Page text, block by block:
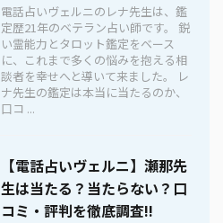
電話占いヴェルニのレナ先生は、鑑
定歴21年のベテラン占い師です。 鋭
い霊能力とタロット鑑定をベース
に、これまで多くの悩みを抱える相
談者を幸せへと導いて来ました。 レ
ナ先生の鑑定は本当に当たるのか、
口コ ...
【電話占いヴェルニ】瀬那先
生は当たる？当たらない？口
コミ・評判を徹底調査!!